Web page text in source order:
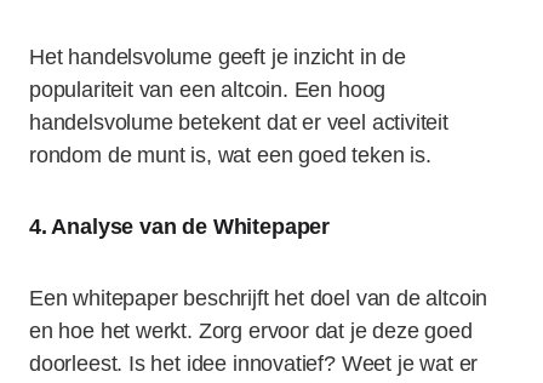
Het handelsvolume geeft je inzicht in de
populariteit van een altcoin. Een hoog
handelsvolume betekent dat er veel activiteit
rondom de munt is, wat een goed teken is.
4. Analyse van de Whitepaper
Een whitepaper beschrijft het doel van de altcoin
en hoe het werkt. Zorg ervoor dat je deze goed
doorleest. Is het idee innovatief? Weet je wat er